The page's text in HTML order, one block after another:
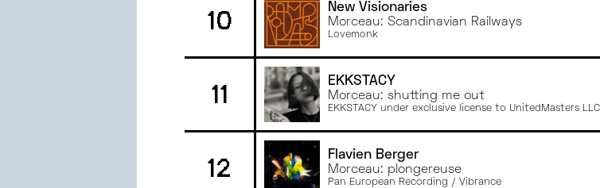
10 New Visionaries
Morceau: Scandinavian Railways
Lovemonk
11 EKKSTACY
Morceau: shutting me out
EKKSTACY under exclusive license to UnitedMasters LLC
12 Flavien Berger
Morceau: plongereuse
Pan European Recording / Vibrance